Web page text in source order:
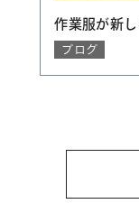
作業服が新
ブログ